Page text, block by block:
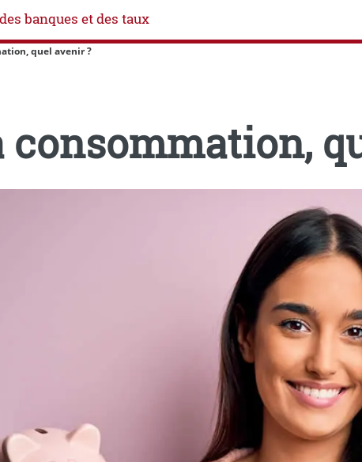
banques et des taux
quel avenir ?
consommation,